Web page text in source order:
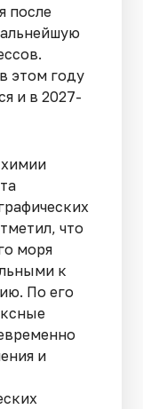
после
этом году
и в 2027-
что
моря
к
По его
и